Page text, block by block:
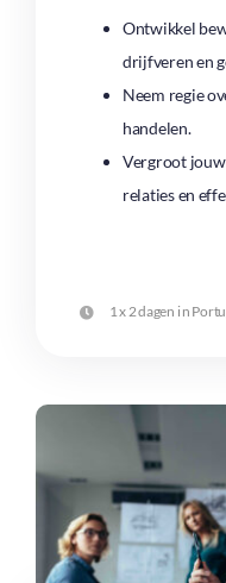
Ontwikkel
drijfveren en
Neem regie
handelen.
Vergroot
relaties en
1 x 2 dagen i n